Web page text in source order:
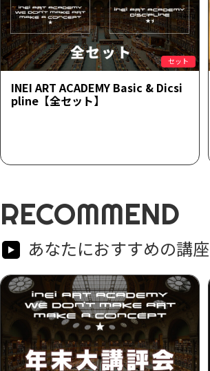
セット
INEI ART ACADEMY Basic & Dicsi
pline【全セット】
RECOMMEND
あなたにおすすめの講座